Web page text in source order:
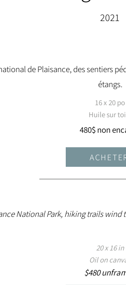
2021
de Plaisance, des sentiers
étangs.
16 x 20 po
Huile sur
480$ non
National Park, hiking trails
20 x 16 in
Oil on
$480